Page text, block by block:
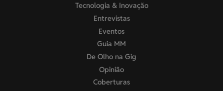
Tecnologia & Inovação
Entrevistas
Eventos
Guia MM
De Olho na Gig
Opinião
Coberturas